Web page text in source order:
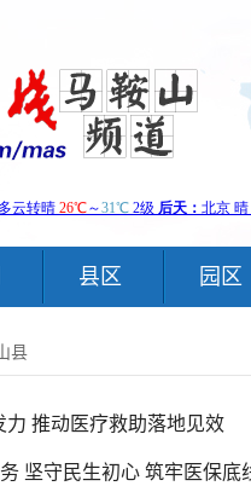
县区 园区
县
推动医疗救助落地见效
坚守民生初心 筑牢医保底